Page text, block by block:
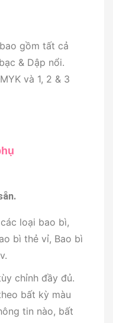
gồm tất cả
& Dập nổi.
và 1, 2 & 3
loại bao bì,
bì thẻ vỉ, Bao bì
chỉnh đầy đủ.
bất kỳ màu
tin nào, bất